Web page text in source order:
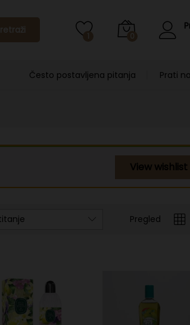
1 0
Često postavljena pitanja Prati
View wishlist
Pregled